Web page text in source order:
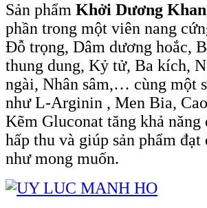
Sản phẩm Khởi Dương
phần trong một viên nang
Đỗ trọng, Dâm dương hoắc,
thung dung, Kỷ tử, Ba kích,
ngài, Nhân sâm,… cùng một
như L-Arginin , Men Bia,
Kẽm Gluconat tăng khả năng
hấp thu và giúp sản phẩm đạt
như mong muốn.